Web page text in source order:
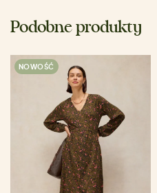
Podobne produkty
NOWOŚĆ